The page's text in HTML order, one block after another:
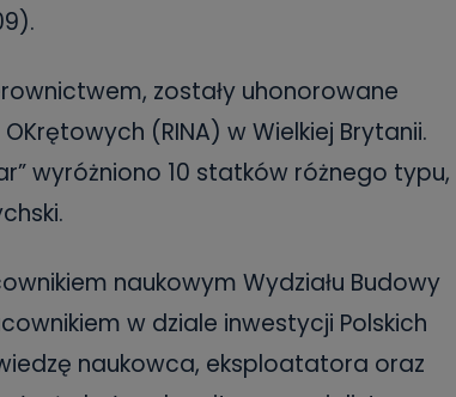
zostały uhonorowane
(RINA) w Wielkiej Brytanii.
wyróżniono 10 statków różnego typu,
naukowym Wydziału Budowy
w dziale inwestycji Polskich
naukowca, eksploatatora oraz